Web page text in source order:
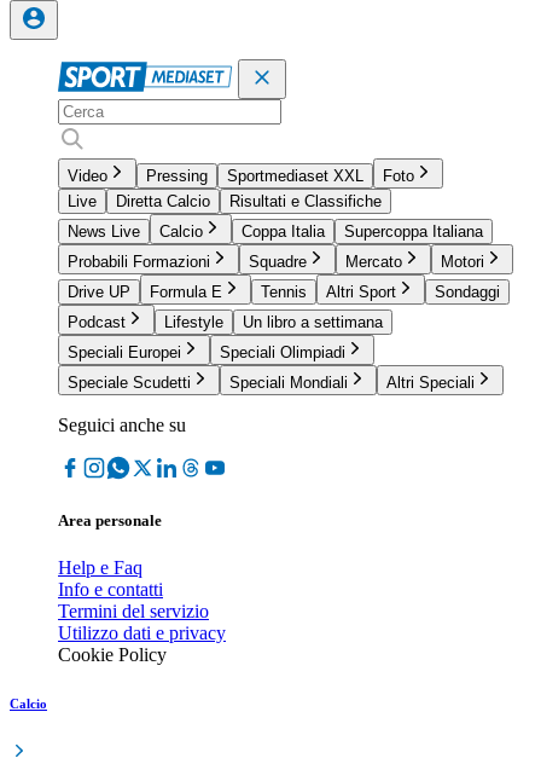
Video Pressing Sportmediaset XXL
Foto
Live
Diretta Calcio
Risultati e Classifiche
News Live
Calcio Coppa Italia
Supercoppa Italiana
Probabili Formazioni
Squadre Mercato
Motori
Drive UP
Formula E Tennis Altri Sport
Sondaggi
Podcast
Lifestyle
Un libro a settimana
Speciali Europei
Speciali Olimpiadi
Speciale Scudetti
Speciali Mondiali Altri Speciali
Seguici anche su
Area personale
Help e Faq
Info e contatti
Termini del servizio
Utilizzo dati e privacy
Cookie Policy
Calcio